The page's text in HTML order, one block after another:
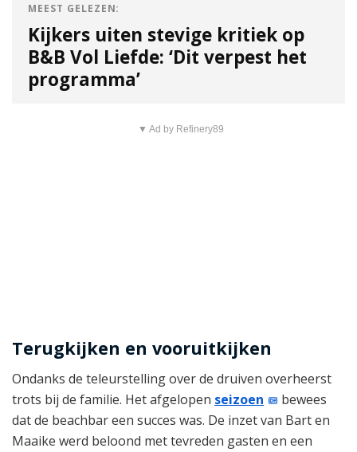
MEEST GELEZEN:
Kijkers uiten stevige kritiek op
B&B Vol Liefde: ‘Dit verpest het
programma’
▼ Ad by Refinery89
Terugkijken en vooruitkijken
Ondanks de teleurstelling over de druiven overheerst
trots bij de familie. Het afgelopen seizoen
bewees
dat de beachbar een succes was. De inzet van Bart en
Maaike werd beloond met tevreden gasten en een